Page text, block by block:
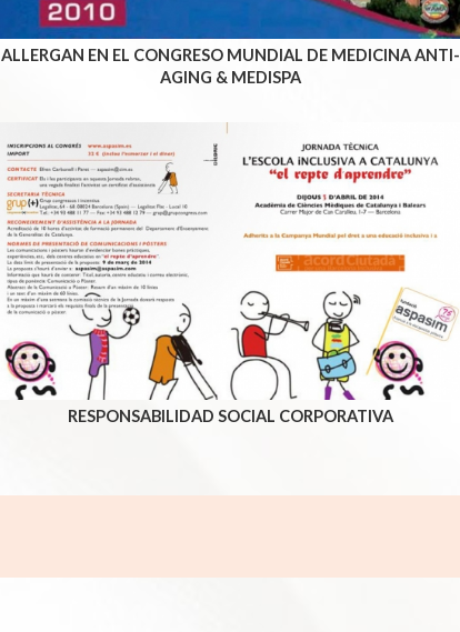
ALLERGAN EN EL CONGRESO MUNDIAL DE MEDICINA ANTI-
AGING & MEDISPA
RESPONSABILIDAD SOCIAL CORPORATIVA